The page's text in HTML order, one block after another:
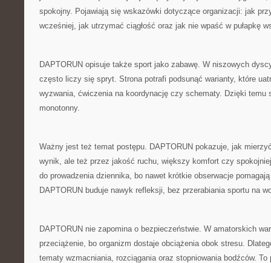
spokojny. Pojawiają się wskazówki dotyczące organizacji: jak
wcześniej, jak utrzymać ciągłość oraz jak nie wpaść w pułapkę
DAPTORUN opisuje także sport jako zabawę. W niszowych
często liczy się spryt. Strona potrafi podsunąć warianty, które
wyzwania, ćwiczenia na koordynację czy schematy. Dzięki temu
monotonny.
Ważny jest też temat postępu. DAPTORUN pokazuje, jak
wynik, ale też przez jakość ruchu, większy komfort czy
do prowadzenia dziennika, bo nawet krótkie obserwacje
DAPTORUN buduje nawyk refleksji, bez przerabiania sportu na
DAPTORUN nie zapomina o bezpieczeństwie. W amatorskich
przeciążenie, bo organizm dostaje obciążenia obok stresu.
tematy wzmacniania, rozciągania oraz stopniowania bodźców.